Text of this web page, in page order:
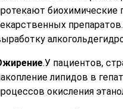
.У пациентов,
липидов в
окисления